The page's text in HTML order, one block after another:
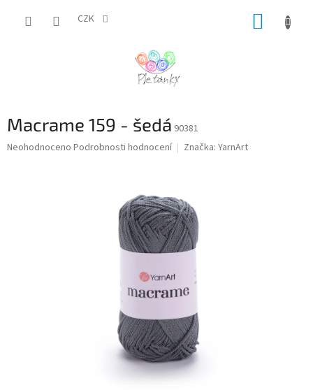
CZK
Macrame 159 - šedá 90381
Průměrné
Neohodnoceno Podrobnosti hodnocení Značka: YarnArt